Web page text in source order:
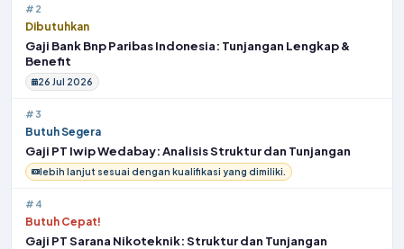
#2
Dibutuhkan
Gaji Bank Bnp Paribas Indonesia: Tunjangan Lengkap &
Benefit
26 Jul 2026
#3
Butuh Segera
Gaji PT Iwip Wedabay: Analisis Struktur dan Tunjangan
lebih lanjut sesuai dengan kualifikasi yang dimiliki.
#4
Butuh Cepat!
Gaji PT Sarana Nikoteknik: Struktur dan Tunjangan